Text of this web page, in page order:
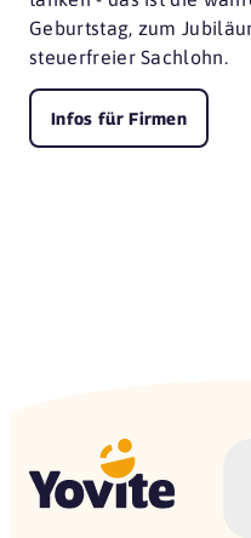
Geburtstag, zum
steuerfreier Sachlohn.
Infos für Firmen